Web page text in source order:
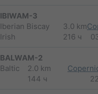
IBIWAM-3
Iberian Biscay
Irish
3.0 km
216 ч
BALWAM-2
Baltic
2.0 km
144 ч